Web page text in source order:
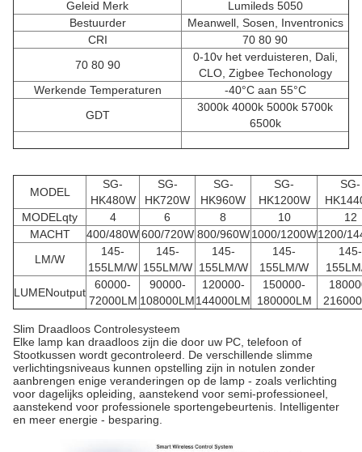
Geleid Merk
Lumileds 5050
Bestuurder
Meanwell, Sosen, Inventronics
CRI
70 80 90
70 80 90
0-10v het verduisteren, Dali,
CLO, Zigbee Techonology
Werkende Temperaturen
-40°C aan 55°C
GDT
3000k 4000k 5000k 5700k
6500k
MODEL
SG-
HK480W
SG-
HK720W
SG-
HK960W
SG-
HK1200W
SG-
MODELqty
4 6 8 10
12
MACHT
400/480W600/720W 800/960W 1000/1200W1200/
LM/W
145-
155LM/W
145-
155LM/W
145-
155LM/W
145-
155LM/W
145-
LUMENoutput
60000-
72000LM
90000-
108000LM
120000-
144000LM
150000-
180000LM
Slim Draadloos Controlesysteem
Elke lamp kan draadloos zijn die door uw PC, telefoon of
Stootkussen wordt gecontroleerd. De verschillende slimme
verlichtingsniveaus kunnen opstelling zijn in notulen zonder
aanbrengen enige veranderingen op de lamp - zoals verlichting
voor dagelijks opleiding, aanstekend voor semi-professioneel,
aanstekend voor professionele sportengebeurtenis. Intelligenter
en meer energie - besparing.